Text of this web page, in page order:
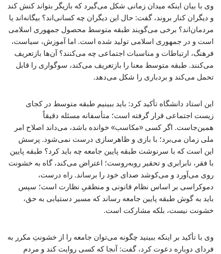
وی با بیان اینکه میدان زمانی شکل می‌گیرد که بازیگر بتواند کنش کند
و دیگران کنار بروند، گفت: حال این دیگران چه کسانی‌اند؟ بیگانه‌اند یا
مردمان‌اند؟ برخی می‌گویند طبقه متوسط محصول جمهوری اسلامی
است و در جمهوری اسلامی تولید شده است. اما آموزش، سیاست،
فرهنگ، ارتباطات و مناسبات اجتماعی چه می‌کنند؟ آن‌ها بازتعریف
می‌کنند. طبقه متوسط معنا را بازتعریف می‌کند، سوگواری را قابل
تحمل می‌کند و بردباری را شکل می‌دهد.
این استاد دانشگاه تأکید کرد: باید ببینیم طبقه متوسط در کجای
زیست اجتماعی قرار گرفته است؛ متأسفانه مسئله دقیقاً
همین‌جاست. اگر کسی «مکاسب» خوانده باشد، می‌داند اصلاح امر
ملی زمان می‌برد؛ با بازی و ظاهرسازی درست نمی‌شود. پرسش
این است که با سرنوشت طبقه پایین جامعه چه باید کرد؟ طبقه پایین
با فقر، نابرابری و تحقیر روبه‌روست؛ اعتراض می‌کند، گاه به خشونت
روی می‌آورد و می‌کوشد صدای خود را برساند. راه درست،
دموکراسی بر اساس نظام قانونی و منطقیِ نظارت است؛ سپس
باید به گوش طبقه پایین جامعه رساند که مسیر دستیابی به حق،
خشونت نیست، بلکه مشارکت است.
وی با تأکید بر اینکه ببینید چگونه می‌توان جامعه را از خشونتِ مکرر به
فردای دوباره دعوت کرد، گفت: آنجا که کسی روایت کند و مردم